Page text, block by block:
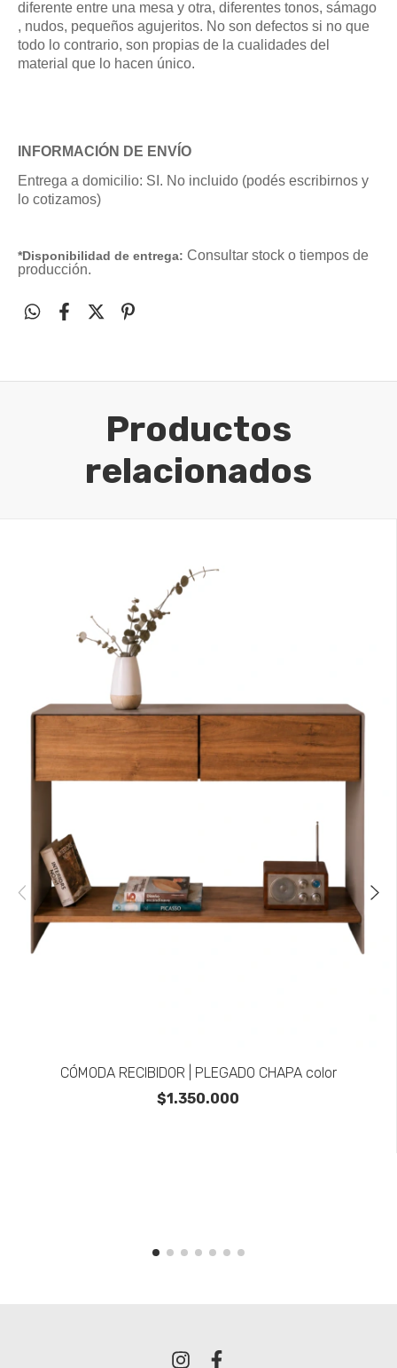
diferente entre una mesa y otra, diferentes tonos, sámago
, nudos, pequeños agujeritos. No son defectos si no que
todo lo contrario, son propias de la cualidades del
material que lo hacen único.
INFORMACIÓN DE ENVÍO
Entrega a domicilio: SI. No incluido (podés escribirnos y
lo cotizamos)
*Disponibilidad de entrega: Consultar stock o tiempos de
producción.
Productos
relacionados
CÓMODA RECIBIDOR | PLEGADO CHAPA color
$1.350.000